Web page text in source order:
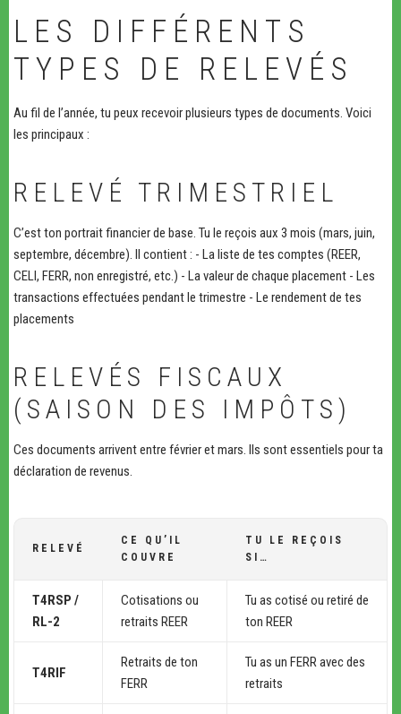
LES DIFFÉRENTS
TYPES DE RELEVÉS
Au fil de l’année, tu peux recevoir plusieurs types de documents. Voici
les principaux :
RELEVÉ TRIMESTRIEL
C’est ton portrait financier de base. Tu le reçois aux 3 mois (mars, juin,
septembre, décembre). Il contient : - La liste de tes comptes (REER,
CELI, FERR, non enregistré, etc.) - La valeur de chaque placement - Les
transactions effectuées pendant le trimestre - Le rendement de tes
placements
RELEVÉS FISCAUX
(SAISON DES IMPÔTS)
Ces documents arrivent entre février et mars. Ils sont essentiels pour ta
déclaration de revenus.
RELEVÉ
CE QU’IL
COUVRE
TU LE REÇOIS
SI…
T4RSP /
RL-2
Cotisations ou
retraits REER
Tu as cotisé ou retiré de
ton REER
T4RIF
Retraits de ton
FERR
Tu as un FERR avec des
retraits